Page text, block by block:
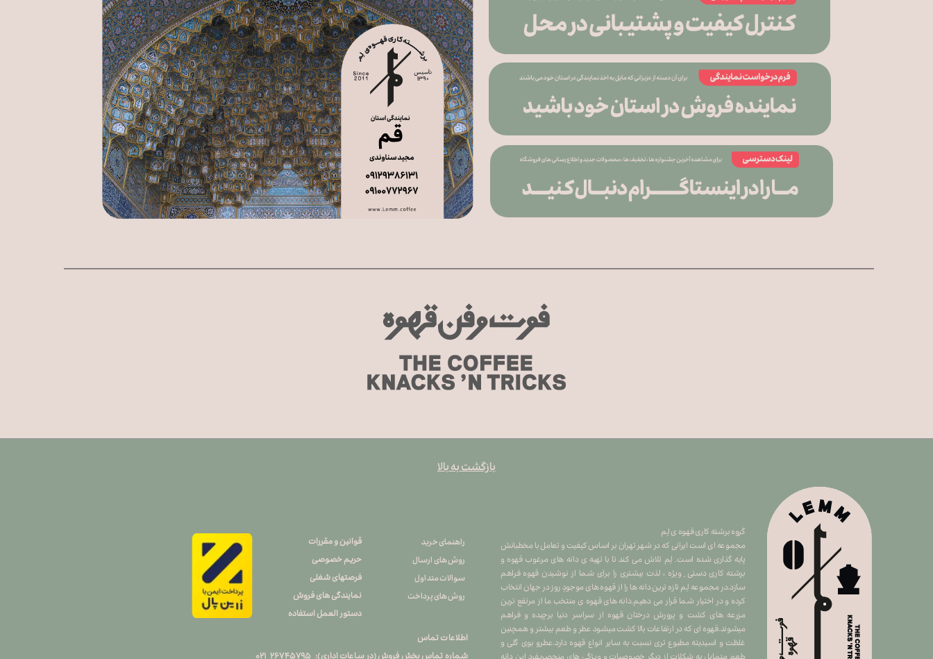
گروه برشته کاری قهوه ی لِم
​​​​​​​مجموعه ای است ایرانی که در شهر تهران بر اساس کیفیت و تعامل با مخطبانش
پایه گذاری شده است. لِم تلاش می کند تا با تهیه ی دانه های مرغوب قهوه و
برشته کاری دستی ِ ویژه ، لذت بیشتری را برای شما از نوشیدن قهوه فراهم
سازد.در مجموعه لِم تازه ترین دانه ها را از قهوه های موجودِ روز در جهان انتخاب
کرده و در اختیار شما قرار می دهیم.دانه های قهوه ی منتخب ما از مرتفع ترین
مزرعه های کشت و پرورش درختان قهوه از سراسر دنیا برچیده و فراهم
میشوند.قهوه ای که در ارتفاعات بالا کشت میشود عطر و طعم بیشتر و همچنین
غلظت و اسیدیته مطبوع تری نسبت به سایر انواع قهوه دارد.عطرو بوی گلی و
راهنمای خرید
روش های ارسال
سوالات متداول
روش های پرداخت
قوانین و مقررات
حریم خصوصی
فرصتهای شغلی
نمایندگی های فروش
دستور العمل استفاده
اطلاعات تماس
بازگشت به بالا